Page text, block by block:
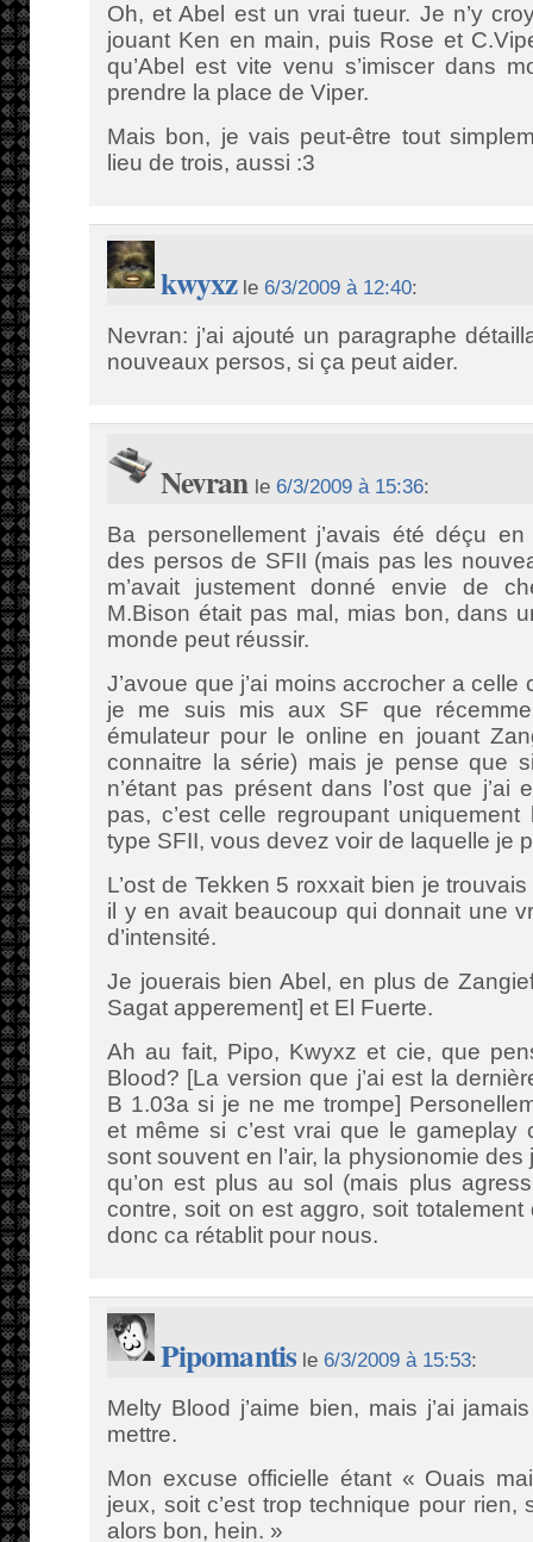
Oh, et Abel est un vrai tueur. Je n’y
jouant Ken en main, puis Rose et
qu’Abel est vite venu s’imiscer dans
prendre la place de Viper.
Mais bon, je vais peut-être tout
lieu de trois, aussi :3
kwyxzle 6/3/2009 à 12:40:
Nevran: j’ai ajouté un paragraphe
nouveaux persos, si ça peut aider.
Nevranle 6/3/2009 à 15:36:
Ba personellement j’avais été déçu
des persos de SFII (mais pas les
m’avait justement donné envie de
M.Bison était pas mal, mias bon, dans
monde peut réussir.
J’avoue que j’ai moins accrocher a
je me suis mis aux SF que
émulateur pour le online en jouant
connaitre la série) mais je pense que
n’étant pas présent dans l’ost que
pas, c’est celle regroupant
type SFII, vous devez voir de laquelle je
L’ost de Tekken 5 roxxait bien je
il y en avait beaucoup qui donnait une
d’intensité.
Je jouerais bien Abel, en plus de
Sagat apperement] et El Fuerte.
Ah au fait, Pipo, Kwyxz et cie, que
Blood? [La version que j’ai est la
B 1.03a si je ne me trompe]
et même si c’est vrai que le gameplay
sont souvent en l’air, la physionomie
qu’on est plus au sol (mais plus
contre, soit on est aggro, soit totalement
donc ca rétablit pour nous.
Pipomantisle 6/3/2009 à 15:53:
Melty Blood j’aime bien, mais j’ai
mettre.
Mon excuse officielle étant « Ouais
jeux, soit c’est trop technique pour rien,
alors bon, hein. »